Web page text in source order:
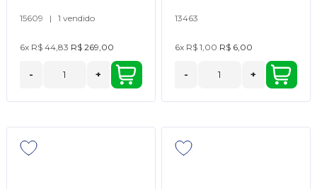
15609 | 1 vendido
6x R$ 44,83 R$ 269,00
- +
13463
6x R$ 1,00 R$ 6,00
- +